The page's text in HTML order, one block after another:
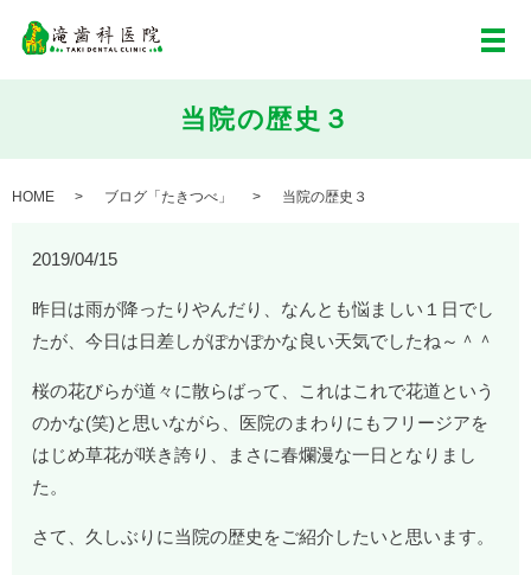
メ
当院の歴史３
HOME ブログ「たきつべ」 当院の歴史３
2019/04/15
昨日は雨が降ったりやんだり、なんとも悩ましい１日でし
たが、今日は日差しがぽかぽかな良い天気でしたね～＾＾
桜の花びらが道々に散らばって、これはこれで花道という
のかな(笑)と思いながら、医院のまわりにもフリージアを
はじめ草花が咲き誇り、まさに春爛漫な一日となりまし
た。
さて、久しぶりに当院の歴史をご紹介したいと思います。